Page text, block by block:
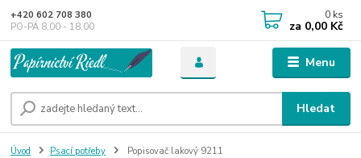
Menu
Hledat
+420 602 708 380
PO-PÁ 8,00 - 18,00
0 ks
za 0,00 Kč
Úvod Psací potřeby Popisovač lakový 9211